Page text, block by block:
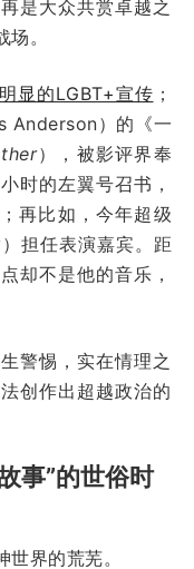
是大众共赏卓越之
。
显的LGBT+宣传 ；
Anderson）的《一
），被影评界奉
时的左翼号召书，
再比如，今年超级
担任表演嘉宾。距
却不是他的音乐，
警惕，实在情理之
创作出超越政治的
事”的世俗时
界的荒芜。